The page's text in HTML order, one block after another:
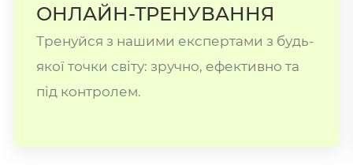
ОНЛАЙН-ТРЕНУВАННЯ
Тренуйся з нашими експертами з будь-
якої точки світу: зручно, ефективно та
під контролем.